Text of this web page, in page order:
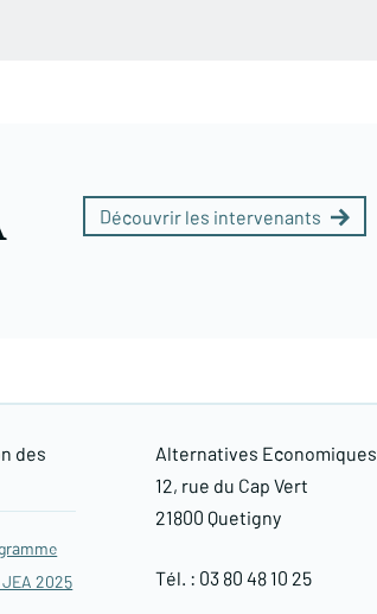
Découvrir les intervenants
des
2025
Alternatives Economiques
12, rue du Cap Vert
21800 Quetigny​
Tél. : 03 80 48 10 25